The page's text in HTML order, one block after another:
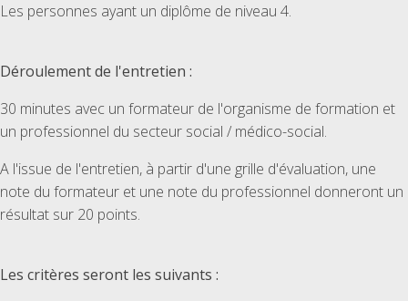
Les personnes ayant un diplôme de niveau 4.
Déroulement de l'entretien :
30 minutes avec un formateur de l'organisme de formation et
un professionnel du secteur social / médico-social.
A l'issue de l'entretien, à partir d'une grille d'évaluation, une
note du formateur et une note du professionnel donneront un
résultat sur 20 points.
Les critères seront les suivants :